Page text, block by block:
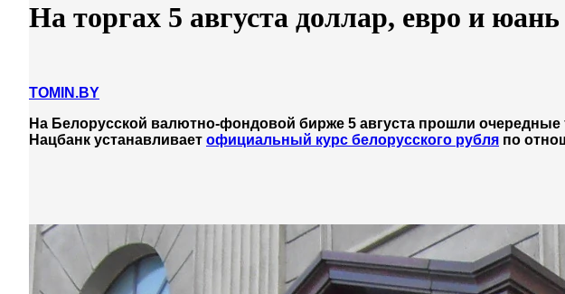
На торгах 5 августа доллар, евро и
TOMIN.BY
На Белорусской валютно-фондовой бирже 5 августа прошли
Нацбанк устанавливает официальный курс белорусского рубля по